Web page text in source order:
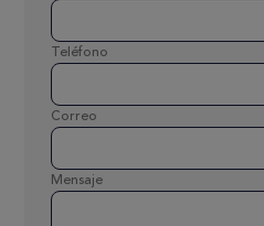
Teléfono
Correo
Mensaje